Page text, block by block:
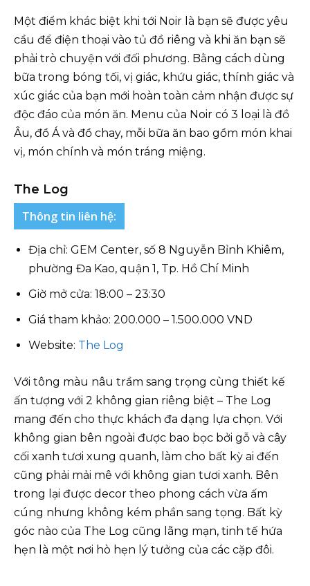
Một điểm khác biệt khi tới Noir là bạn sẽ được yêu
cầu để điện thoại vào tủ đồ riêng và khi ăn bạn sẽ
phải trò chuyện với đối phương. Bằng cách dùng
bữa trong bóng tối, vị giác, khứu giác, thính giác và
xúc giác của bạn mới hoàn toàn cảm nhận được sự
độc đáo của món ăn. Menu của Noir có 3 loại là đồ
Âu, đồ Á và đồ chay, mỗi bữa ăn bao gồm món khai
vị, món chính và món tráng miệng.
The Log
Thông tin liên hệ:
Địa chỉ: GEM Center, số 8 Nguyễn Bỉnh Khiêm,
phường Đa Kao, quận 1, Tp. Hồ Chí Minh
Giờ mở cửa: 18:00 – 23:30
Giá tham khảo: 200.000 – 1.500.000 VND
Website: The Log
Với tông màu nâu trầm sang trọng cùng thiết kế
ấn tượng với 2 không gian riêng biệt – The Log
mang đến cho thực khách đa dạng lựa chọn. Với
không gian bên ngoài được bao bọc bởi gỗ và cây
cối xanh tươi xung quanh, làm cho bất kỳ ai đến
cũng phải mải mê với không gian tươi xanh. Bên
trong lại được decor theo phong cách vừa ấm
cúng nhưng không kém phần sang tọng. Bất kỳ
góc nào của The Log cũng lãng mạn, tinh tế hứa
hẹn là một nơi hò hẹn lý tưởng của các cặp đôi.